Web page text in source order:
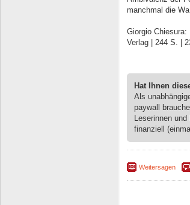
manchmal die
Giorgio
Verlag | 244 S. |
Hat Ihnen
Als
paywall
Leserinnen
finanziell
Weitersagen